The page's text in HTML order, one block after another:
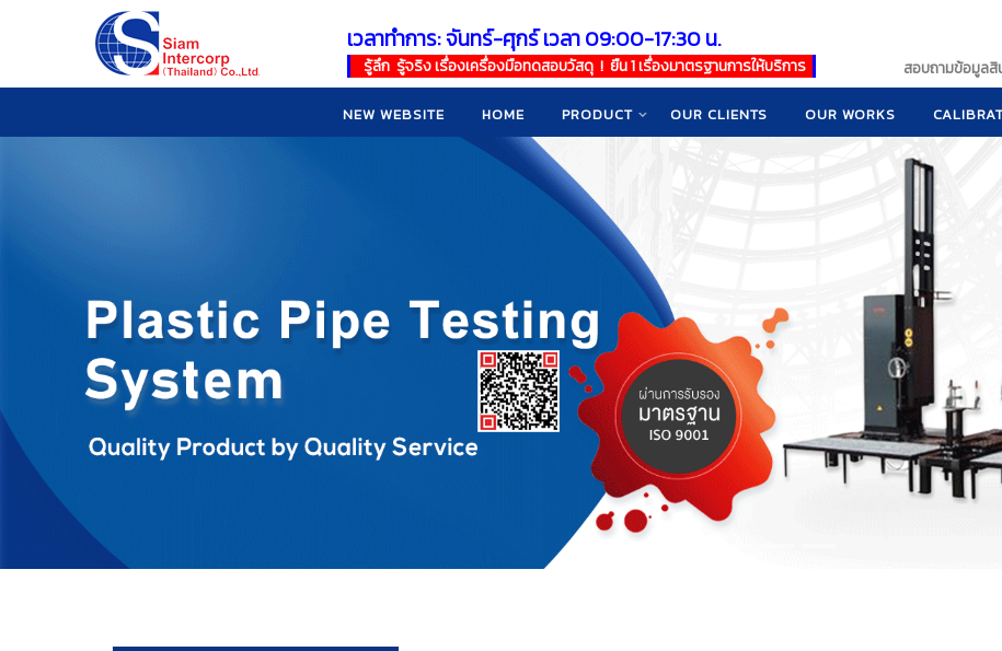
เวลาทำการ: จันทร์-ศุกร์ เวลา 09:00-17:30 น.
รู้ลึก รู้จริง เรื่องเครื่องมือทดสอบวัสดุ ! ยืน 1 เรื่องมาตรฐานการให้บริการ สอบถามข้อมูลสิ
NEW WEBSITE HOME PRODUCT OUR CLIENTS OUR WORKS